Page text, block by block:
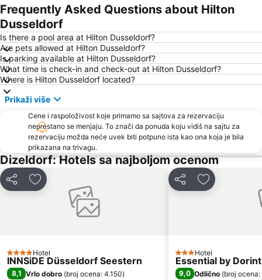
Eller
Wersten
Dellviertel
Frequently Asked Questions about Hilton
Dusseldorf
Is there a pool area at Hilton Dusseldorf?
Are pets allowed at Hilton Dusseldorf?
Is parking available at Hilton Dusseldorf?
What time is check-in and check-out at Hilton Dusseldorf?
Where is Hilton Dusseldorf located?
Prikaži više
Cene i raspoloživost koje primamo sa sajtova za rezervaciju
neprestano se menjaju. To znači da ponuda koju vidiš na sajtu za
rezervaciju možda neće uvek biti potpuno ista kao ona koja je bila
prikazana na trivagu.
Dizeldorf: Hotels sa najboljom ocenom
Deli Dodati u favorite
4 Zvezdice
Hotel
INNSiDE Düsseldorf Seestern
8,1 Vrlo dobro (broj ocena: 4.150)
Deli Dodati u
3 Zvezdice
Hotel
Essential by
9,0 Odlično (broj